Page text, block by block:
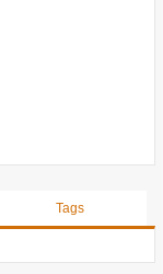
Tags